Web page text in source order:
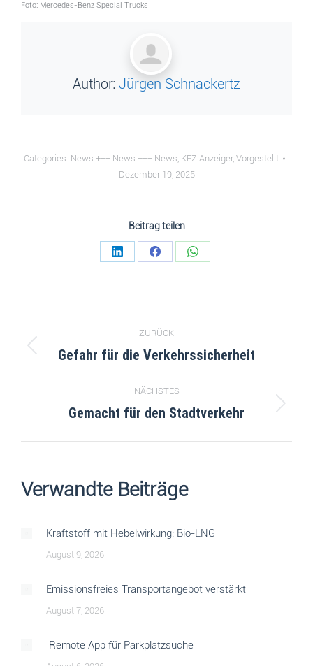
Foto: Mercedes-Benz Special Trucks
Author: Jürgen Schnackertz
Categories: News +++ News +++ News, KFZ Anzeiger, Vorgestellt
Dezember 19, 2025
Beitrag teilen
ZURÜCK
Gefahr für die Verkehrssicherheit
NÄCHSTES
Gemacht für den Stadtverkehr
Verwandte Beiträge
Kraftstoff mit Hebelwirkung: Bio-LNG
August 9, 2026
Emissionsfreies Transportangebot verstärkt
August 7, 2026
Remote App für Parkplatzsuche